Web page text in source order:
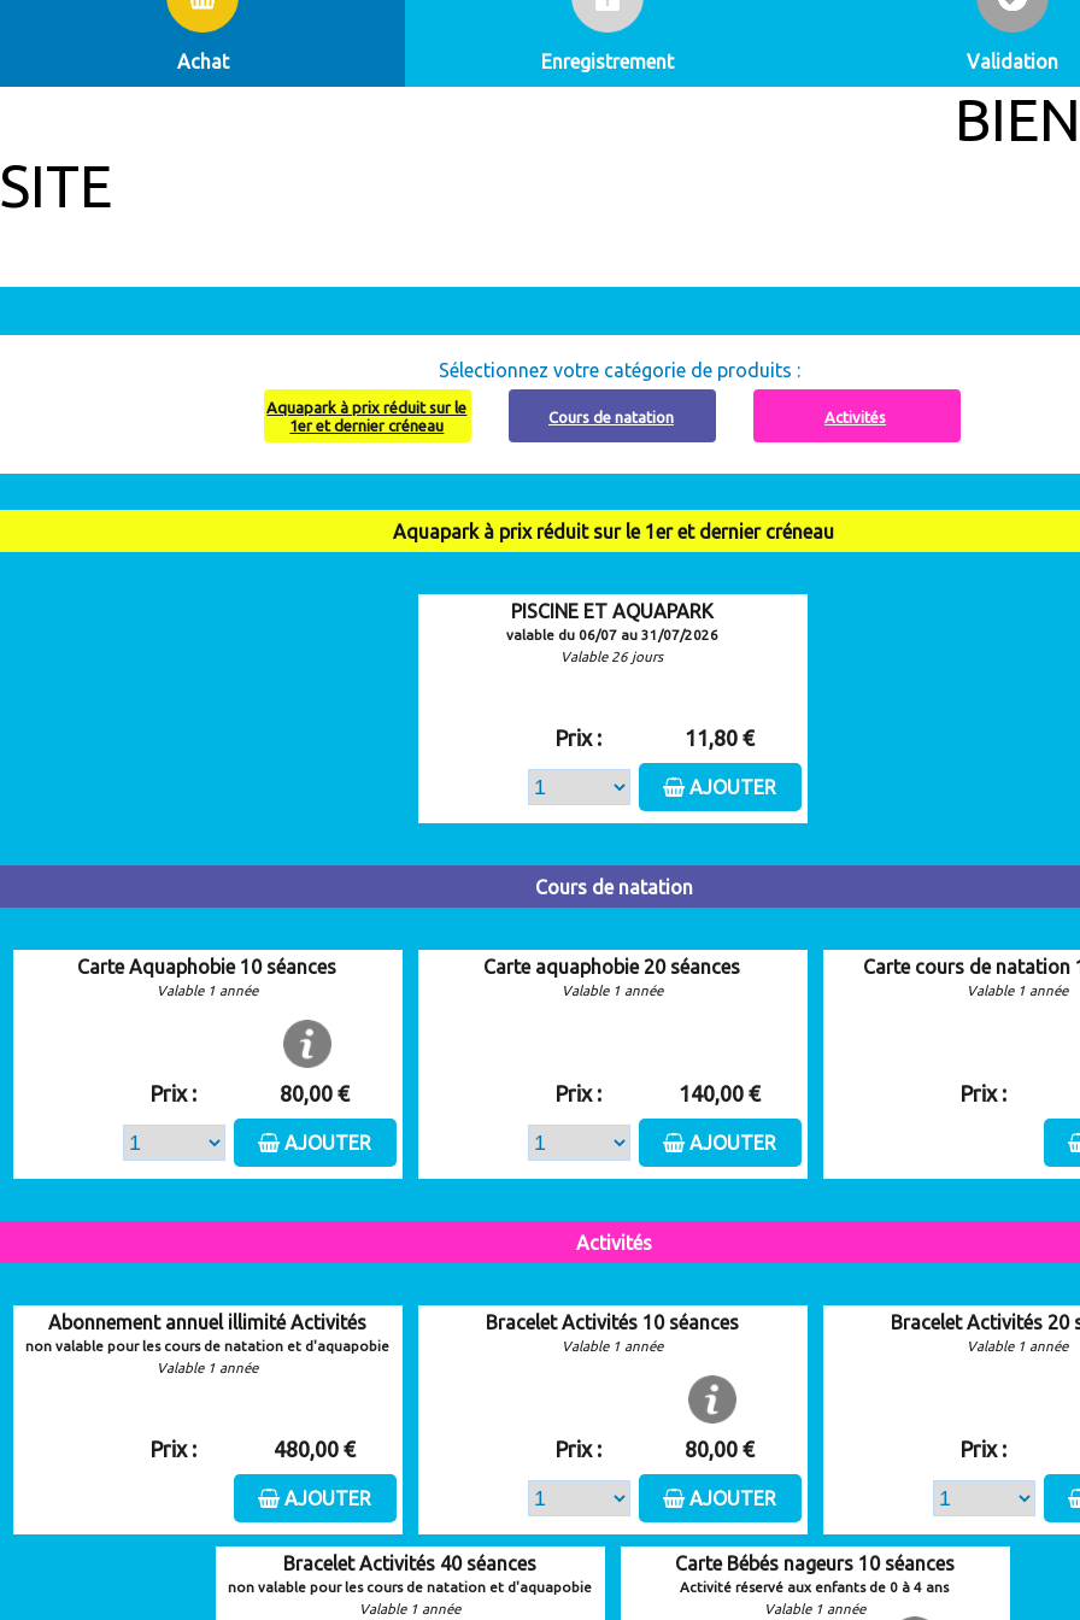
Achat Enregistrement Validation
SITE
Sélectionnez votre catégorie de produits :
Aquapark à prix réduit sur le
1er et dernier créneau
Cours de natation Activités
Aquapark à prix réduit sur le 1er et dernier créneau
PISCINE ET AQUAPARK
valable du 06/07 au 31/07/2026
Valable 26 jours
Prix : 11,80 €
AJOUTER
Cours de natation
Carte Aquaphobie 10 séances
Valable 1 année
Prix : 80,00 €
AJOUTER
Carte aquaphobie 20 séances
Valable 1 année
Prix : 140,00 €
AJOUTER
Carte cours de natation
Valable 1 année
Prix :
Activités
Abonnement annuel illimité Activités
non valable pour les cours de natation et d'aquapobie
Valable 1 année
Prix : 480,00 €
AJOUTER
Bracelet Activités 10 séances
Valable 1 année
Prix : 80,00 €
AJOUTER
Bracelet Activités 20
Valable 1 année
Prix :
Bracelet Activités 40 séances
non valable pour les cours de natation et d'aquapobie
Valable 1 année
Carte Bébés nageurs 10 séances
Activité réservé aux enfants de 0 à 4 ans
Valable 1 année